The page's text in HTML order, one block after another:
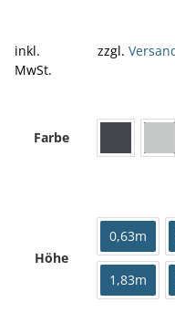
inkl.
MwSt.
zzgl.
Farbe
Höhe
0,63m
1,83m